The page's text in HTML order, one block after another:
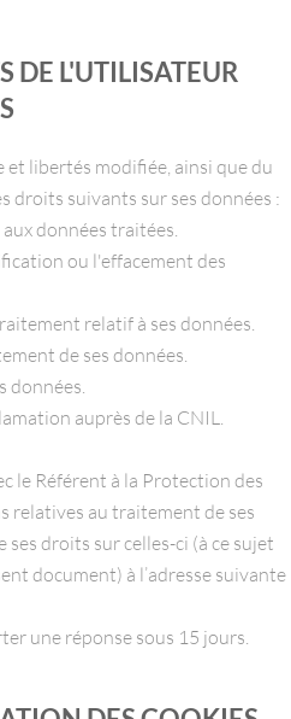
DE L'UTILISATEUR
libertés modifiée, ainsi que du
droits suivants sur ses données :
données traitées.
ou l'effacement des
relatif à ses données.
de ses données.
données.
auprès de la CNIL.
le Référent à la Protection des
relatives au traitement de ses
droits sur celles-ci (à ce sujet
document) à l’adresse suivante
une réponse sous 15 jours.